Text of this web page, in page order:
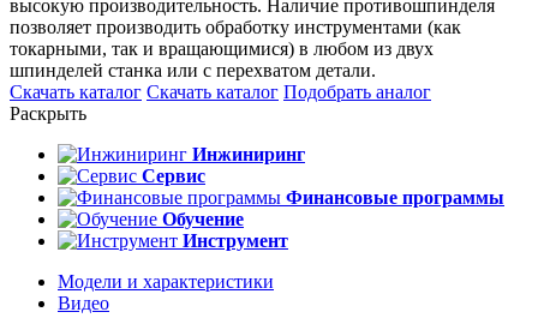
высокую производительность. Наличие противошпинделя
позволяет производить обработку инструментами (как
токарными, так и вращающимися) в любом из двух
шпинделей станка или с перехватом детали.
Скачать каталог Скачать каталог Подобрать аналог
Раскрыть
Инжиниринг
Сервис
Финансовые программы
Обучение
Инструмент
Модели и характеристики
Видео